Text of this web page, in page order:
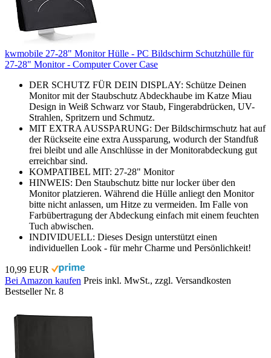
kwmobile 27-28" Monitor Hülle - PC Bildschirm Schutzhülle für
27-28" Monitor - Computer Cover Case
DER SCHUTZ FÜR DEIN DISPLAY: Schütze Deinen
Monitor mit der Staubschutz Abdeckhaube im Katze Miau
Design in Weiß Schwarz vor Staub, Fingerabdrücken, UV-
Strahlen, Spritzern und Schmutz.
MIT EXTRA AUSSPARUNG: Der Bildschirmschutz hat auf
der Rückseite eine extra Aussparung, wodurch der Standfuß
frei bleibt und alle Anschlüsse in der Monitorabdeckung gut
erreichbar sind.
KOMPATIBEL MIT: 27-28" Monitor
HINWEIS: Den Staubschutz bitte nur locker über den
Monitor platzieren. Während die Hülle anliegt den Monitor
bitte nicht anlassen, um Hitze zu vermeiden. Im Falle von
Farbübertragung der Abdeckung einfach mit einem feuchten
Tuch abwischen.
INDIVIDUELL: Dieses Design unterstützt einen
individuellen Look - für mehr Charme und Persönlichkeit!
10,99 EUR
Bei Amazon kaufen Preis inkl. MwSt., zzgl. Versandkosten
Bestseller Nr. 8